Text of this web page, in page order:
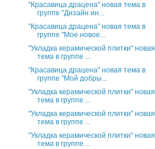
"Красавица драцена" новая тема в
группе "Дизайн ин...
"Красавица драцена" новая тема в
группе "Мое новое...
"Укладка керамической плитки" новая
тема в группе ...
"Красавица драцена" новая тема в
группе "Мой добры...
"Укладка керамической плитки" новая
тема в группе ...
"Укладка керамической плитки" новая
тема в группе ...
"Укладка керамической плитки" новая
тема в группе ...